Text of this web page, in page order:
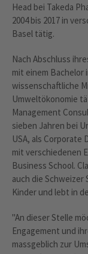
Head bei Takeda
2004 bis 2017 in
Basel tätig.
Nach Abschluss
mit einem Bachelor
wissenschaftliche
Umweltökonomie
Management
sieben Jahren bei
USA, als
mit verschiedenen
Business School.
auch die
Kinder und lebt in
"An dieser Stelle
Engagement und
massgeblich zur